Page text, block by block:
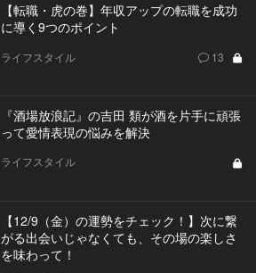
【転職・虎の巻】年収アップの転職を成功
に導く9つのポイント
ライフスタイル 13
『酒場放浪記』の吉田 類が酒を片手に頑張
って愛情表現の悩みを解決
ライフスタイル
【12/9（金）の運勢をチェック！】次に繋
がる出会いじゃなくても、その場の楽しさ
を味わって！